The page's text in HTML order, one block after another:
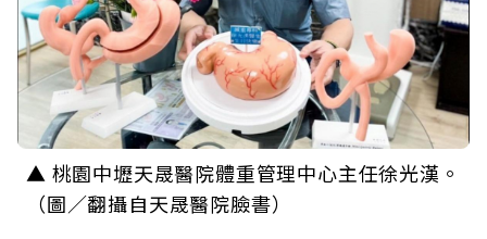
▲ 桃園中壢天晟醫院體重管理中心主任徐光漢。
（圖／翻攝自天晟醫院臉書）